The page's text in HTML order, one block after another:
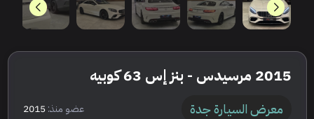
2015 مرسيدس - بنز إس 63 كوبيه
معرض السيارة جدة عضو منذ:2015